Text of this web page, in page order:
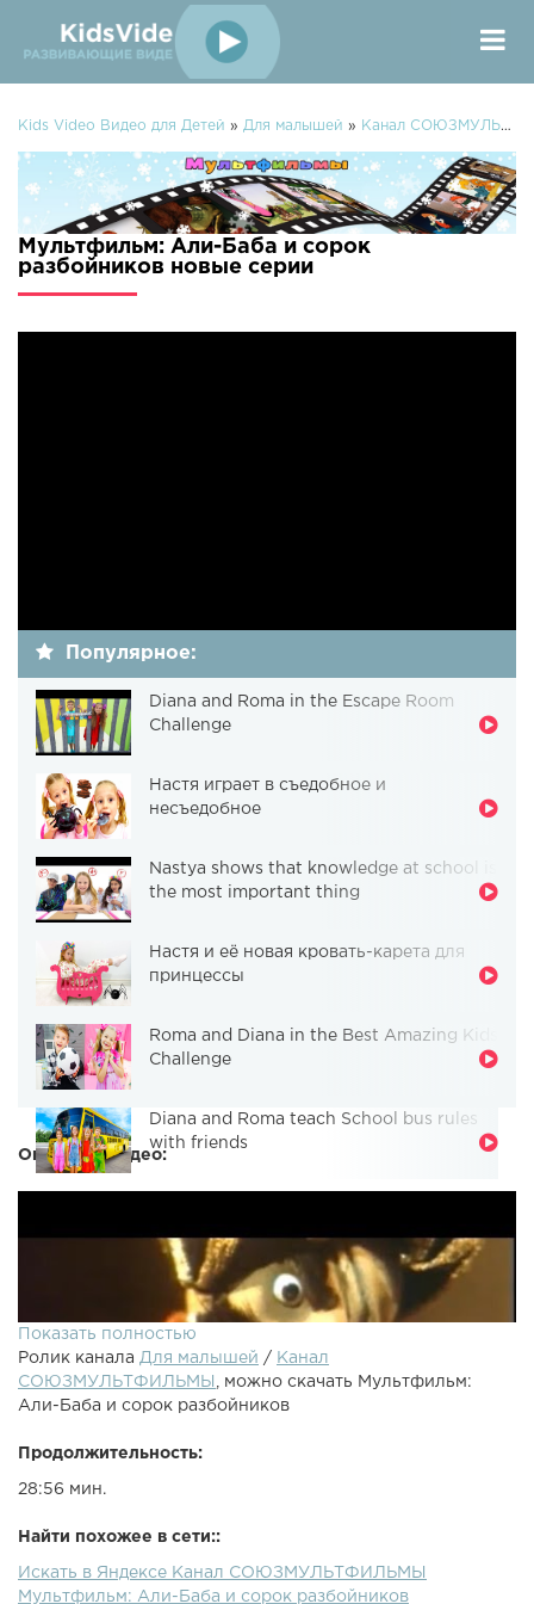
Kids Video Видео для Детей » Для малышей » Канал СОЮЗМУЛЬТФИЛЬМЫ
Мультфильм: Али-Баба и сорок
разбойников новые серии
Популярное:
Diana and Roma in the Escape Room
Challenge
Настя играет в съедобное и
несъедобное
Nastya shows that knowledge at school is
the most important thing
Настя и её новая кровать-карета для
принцессы
Roma and Diana in the Best Amazing Kids
Challenge
Diana and Roma teach School bus rules
with friends
Описание видео:
Мультфильм: Али-Баба и сорок разбойниковОдна из
Показать полностью
Ролик канала Для малышей / Канал
СОЮЗМУЛЬТФИЛЬМЫ
, можно скачать Мультфильм:
Али-Баба и сорок разбойников
Продолжительность:
28:56 мин.
Найти похожее в сети::
Искать в Яндексе Канал СОЮЗМУЛЬТФИЛЬМЫ
Мультфильм: Али-Баба и сорок разбойников